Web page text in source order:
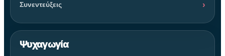
Συνεντεύξεις
Ψυχαγωγία